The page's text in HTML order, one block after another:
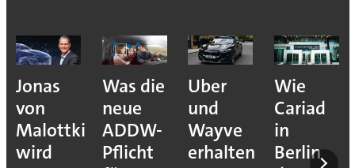
Jonas
von
Malottki
wird
Was die
neue
ADDW-
Pflicht
Uber
und
Wayve
erhalten
Wie
Cariad
in
Berlin